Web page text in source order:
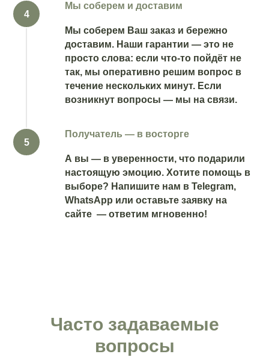
Мы соберем и доставим
Мы соберем Ваш заказ и бережно
доставим. Наши гарантии — это не
просто слова: если что-то пойдёт не
так, мы оперативно решим вопрос в
течение нескольких минут. Если
возникнут вопросы — мы на связи.
Получатель — в восторге
А вы — в уверенности, что подарили
настоящую эмоцию. Хотите помощь в
выборе? Напишите нам в Telegram,
WhatsApp или оставьте заявку на
сайте — ответим мгновенно!
Часто задаваемые
вопросы
Контакты
Санкт-Петербург, Большой Проспект П. С.,